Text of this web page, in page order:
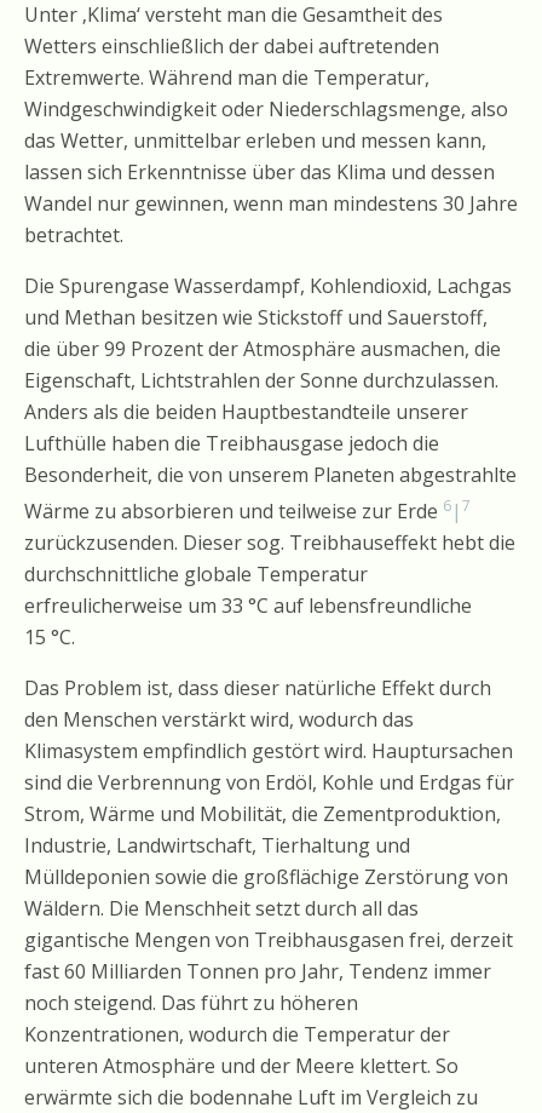
Unter ‚Klima‘ versteht man die Gesamtheit des
Wetters einschließlich der dabei auftretenden
Extremwerte. Während man die Temperatur,
Windgeschwindigkeit oder Niederschlagsmenge, also
das Wetter, unmittelbar erleben und messen kann,
lassen sich Erkenntnisse über das Klima und dessen
Wandel nur gewinnen, wenn man mindestens 30 Jahre
betrachtet.
Die Spurengase Wasserdampf, Kohlendioxid, Lachgas
und Methan besitzen wie Stickstoff und Sauerstoff,
die über 99 Prozent der Atmosphäre ausmachen, die
Eigenschaft, Lichtstrahlen der Sonne durchzulassen.
Anders als die beiden Hauptbestandteile unserer
Lufthülle haben die Treibhausgase jedoch die
Besonderheit, die von unserem Planeten abgestrahlte
Wärme zu absorbieren und teilweise zur Erde 6 | 7
zurückzusenden. Dieser sog. Treibhauseffekt hebt die
durchschnittliche globale Temperatur
erfreulicherweise um 33 °C auf lebensfreundliche
15 °C.
Das Problem ist, dass dieser natürliche Effekt durch
den Menschen verstärkt wird, wodurch das
Klimasystem empfindlich gestört wird. Hauptursachen
sind die Verbrennung von Erdöl, Kohle und Erdgas für
Strom, Wärme und Mobilität, die Zementproduktion,
Industrie, Landwirtschaft, Tierhaltung und
Mülldeponien sowie die großflächige Zerstörung von
Wäldern. Die Menschheit setzt durch all das
gigantische Mengen von Treibhausgasen frei, derzeit
fast 60 Milliarden Tonnen pro Jahr, Tendenz immer
noch steigend. Das führt zu höheren
Konzentrationen, wodurch die Temperatur der
unteren Atmosphäre und der Meere klettert. So
erwärmte sich die bodennahe Luft im Vergleich zu